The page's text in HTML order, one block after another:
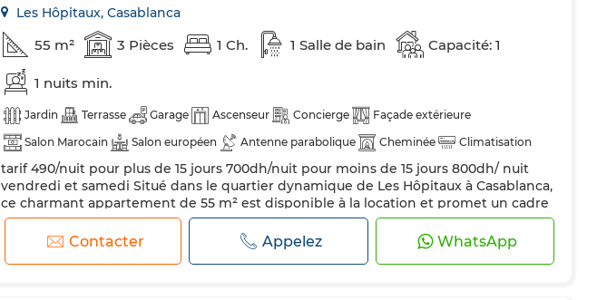
Les Hôpitaux, Casablanca
55 m² 3 Pièces 1 Ch. 1 Salle de bain Capacité: 1
1 nuits min.
Jardin Terrasse Garage Ascenseur Concierge
Façade extérieure
Salon Marocain
Salon européen Antenne parabolique Cheminée
Climatisation
Chauffage central
Sécurité Cuisine équipée Réfrigérateur Four
TV
Machine à laver
Micro-ondes Internet
tarif 490/nuit pour plus de 15 jours 700dh/nuit pour moins de 15 jours 800dh/ nuit
vendredi et samedi Situé dans le quartier dynamique de Les Hôpitaux à Casablanca,
ce charmant appartement de 55 m² est disponible à la location et promet un cadre
de vie confortable et moderne. Placé au troisième étage d'un immeuble équipé
d'un ascenseur, ce logement bénéficie d'une orientation sud qui assure une belle
luminosité tout au long de la journée. L'a...
Contacter Appelez WhatsApp